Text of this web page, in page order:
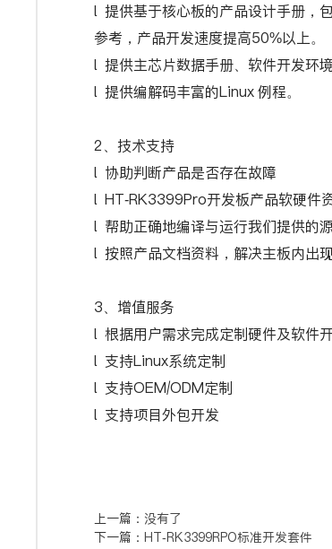
l 提供基于核心板的产品设计手册，
参考，产品开发速度提高50%以上。
l 提供主芯片数据手册、软件开发环
l 提供编解码丰富的Linux 例程。
2、技术支持
l 协助判断产品是否存在故障
l HT-RK3399Pro开发板产品软硬件
l 帮助正确地编译与运行我们提供的
l 按照产品文档资料，解决主板内出
3、增值服务
l 根据用户需求完成定制硬件及软件
l 支持Linux系统定制
l 支持OEM/ODM定制
l 支持项目外包开发
上一篇： 没有了
下一篇： HT-RK3399RPO标准开发套件